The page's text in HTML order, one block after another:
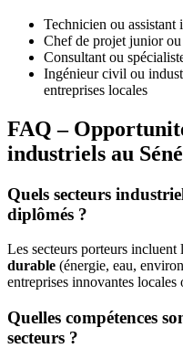
Technicien ou assistant
Chef de projet junior
Consultant ou
Ingénieur civil ou
entreprises locales
FAQ –
industriels au
Quels secteurs
diplômés ?
Les secteurs porteurs incluent
durable (énergie, eau,
entreprises innovantes locales
Quelles compétences
secteurs ?